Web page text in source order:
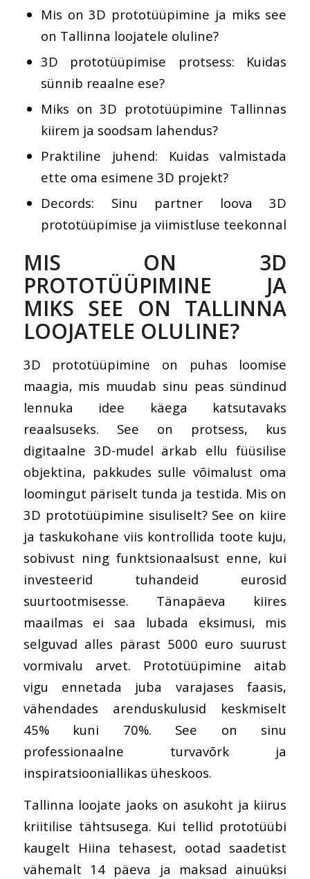
Mis on 3D prototüüpimine ja miks see
on Tallinna loojatele oluline?
3D prototüüpimise protsess: Kuidas
sünnib reaalne ese?
Miks on 3D prototüüpimine Tallinnas
kiirem ja soodsam lahendus?
Praktiline juhend: Kuidas valmistada
ette oma esimene 3D projekt?
Decords: Sinu partner loova 3D
prototüüpimise ja viimistluse teekonnal
MIS ON 3D
PROTOTÜÜPIMINE JA
MIKS SEE ON TALLINNA
LOOJATELE OLULINE?
3D prototüüpimine on puhas loomise
maagia, mis muudab sinu peas sündinud
lennuka idee käega katsutavaks
reaalsuseks. See on protsess, kus
digitaalne 3D-mudel ärkab ellu füüsilise
objektina, pakkudes sulle võimalust oma
loomingut päriselt tunda ja testida. Mis on
3D prototüüpimine sisuliselt? See on kiire
ja taskukohane viis kontrollida toote kuju,
sobivust ning funktsionaalsust enne, kui
investeerid tuhandeid eurosid
suurtootmisesse. Tänapäeva kiires
maailmas ei saa lubada eksimusi, mis
selguvad alles pärast 5000 euro suurust
vormivalu arvet. Prototüüpimine aitab
vigu ennetada juba varajases faasis,
vähendades arenduskulusid keskmiselt
45% kuni 70%. See on sinu
professionaalne turvavõrk ja
inspiratsiooniallikas üheskoos.
Tallinna loojate jaoks on asukoht ja kiirus
kriitilise tähtsusega. Kui tellid prototüübi
kaugelt Hiina tehasest, ootad saadetist
vähemalt 14 päeva ja maksad ainuüksi